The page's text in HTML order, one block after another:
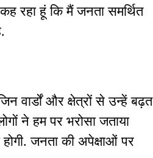
रहा हूं कि मैं जनता समर्थित
वार्डों और क्षेत्रों से उन्हें बढ़त
ने हम पर भरोसा जताया
जनता की अपेक्षाओं पर